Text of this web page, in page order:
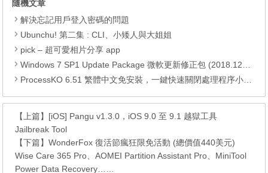
隨機文章
解決忘記用戶登入密碼的問題
Ubunchu! 第二集 : CLI、小矮人與大姐姐
pick – 超可愛相片分享 app
Windows 7 SP1 Update Package 微軟更新修正包 (2018.12月份)
ProcessKO 6.51 繁體中文免安裝，一鍵快速關閉處理程序小工具
【上篇】 [iOS] Pangu v1.3.0，iOS 9.0 至 9.1 越獄工具
Jailbreak Tool
【下篇】WonderFox 復活節瘋狂限免活動 (總價值440美元)
Wise Care 365 Pro、AOMEI Partition Assistant Pro、MiniTool
Power Data Recovery……